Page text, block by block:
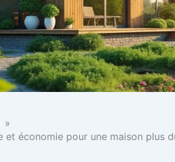
économie pour une maison plus